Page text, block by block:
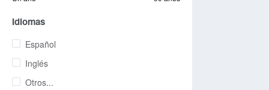
Idiomas
Español
Inglés
Otros...